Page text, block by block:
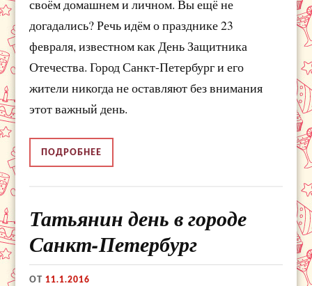
своём домашнем и личном. Вы ещё не
догадались? Речь идём о празднике 23
февраля, известном как День Защитника
Отечества. Город Санкт-Петербург и его
жители никогда не оставляют без внимания
этот важный день.
ПОДРОБНЕЕ
Татьянин день в городе
Санкт-Петербург
ОТ11.1.2016